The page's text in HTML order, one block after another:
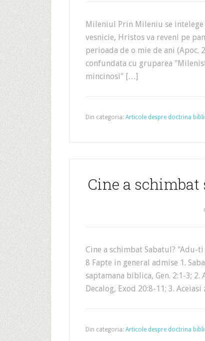
Mileniul Prin Mileniu se intelege
vesnicie, Hristos va reveni pe
perioada de o mie de ani
confundata cu gruparea
mincinosi" […]
Din categoria: Articole despre doctrina
Cine a schimbat
Cine a schimbat Sabatul? "Adu-
8 Fapte in general admise 1.
saptamana biblica, Gen. 2:1-3;
Decalog, Exod 20:8-11; 3.
Din categoria: Articole despre doctrina